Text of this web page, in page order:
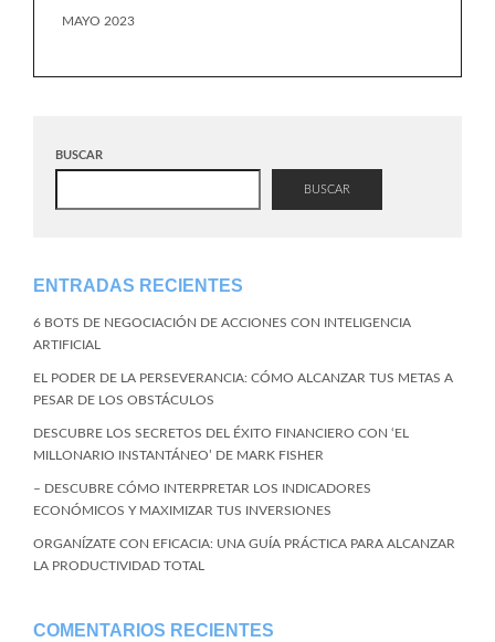
MAYO 2023
BUSCAR
BUSCAR
ENTRADAS RECIENTES
6 BOTS DE NEGOCIACIÓN DE ACCIONES CON INTELIGENCIA
ARTIFICIAL
EL PODER DE LA PERSEVERANCIA: CÓMO ALCANZAR TUS METAS A
PESAR DE LOS OBSTÁCULOS
DESCUBRE LOS SECRETOS DEL ÉXITO FINANCIERO CON ‘EL
MILLONARIO INSTANTÁNEO’ DE MARK FISHER
– DESCUBRE CÓMO INTERPRETAR LOS INDICADORES
ECONÓMICOS Y MAXIMIZAR TUS INVERSIONES
ORGANÍZATE CON EFICACIA: UNA GUÍA PRÁCTICA PARA ALCANZAR
LA PRODUCTIVIDAD TOTAL
COMENTARIOS RECIENTES